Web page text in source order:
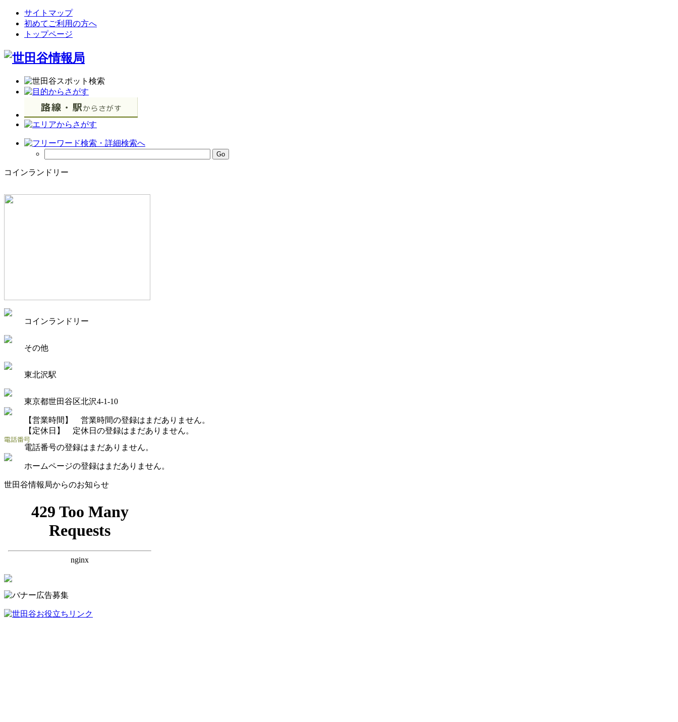
サイトマップ
初めてご利用の方へ
トップページ
コインランドリー
コインランドリー
その他
東北沢駅
東京都世田谷区北沢4-1-10
【営業時間】 営業時間の登録はまだありません。
【定休日】 定休日の登録はまだありません。
電話番号の登録はまだありません。
ホームページの登録はまだありません。
世田谷情報局からのお知らせ